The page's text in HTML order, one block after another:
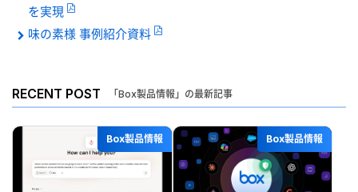
を実現
味の素様 事例紹介資料
RECENT POST 「Box製品情報」の最新記事
Box製品情報 Box製品情報